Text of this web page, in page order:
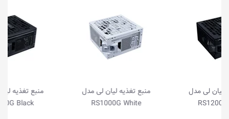
منبع تغذیه لیان لی مدل
منبع تغذیه لیان لی مدل